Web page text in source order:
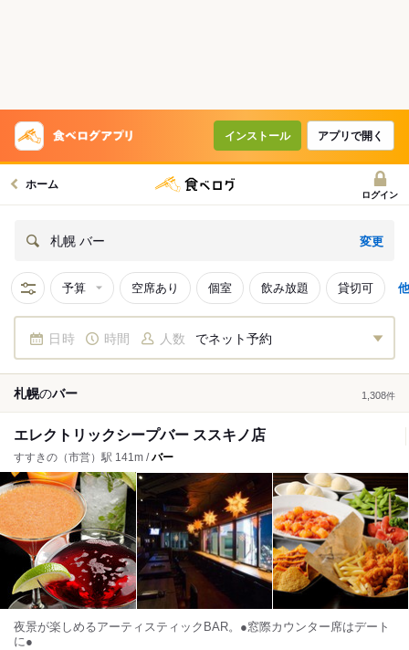
インストール アプリで開く
ホーム
ログイン
札幌 バー 変更
予算 空席あり 個室 飲み放題 貸切可
日時 時間 人数 でネット予約
札幌のバー 1,308件
エレクトリックシープバー ススキノ店
すすきの（市営）駅 141m /バー
夜景が楽しめるアーティスティックBAR。●窓際カウンター席はデート
に●